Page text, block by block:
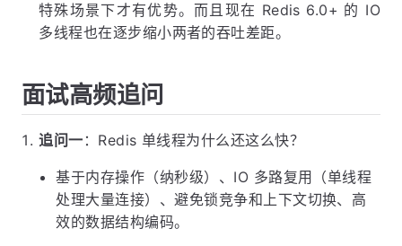
特殊场景下才有优势。而且现在 Redis 6.0+ 的 IO
多线程也在逐步缩小两者的吞吐差距。
面试高频追问
追问一 ：Redis 单线程为什么还这么快？
基于内存操作（纳秒级）、IO 多路复用（单线程
处理大量连接）、避免锁竞争和上下文切换、高
效的数据结构编码。